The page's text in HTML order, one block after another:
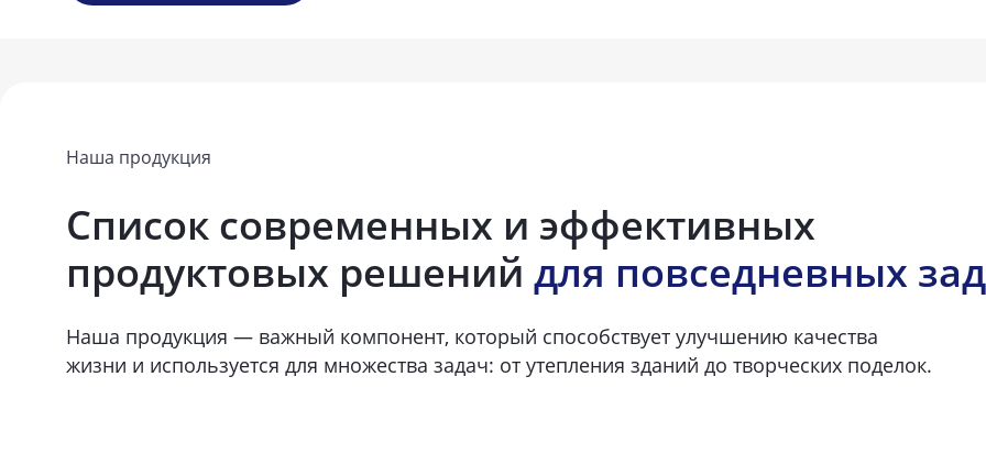
Наша продукция
Список современных и эффективных
продуктовых решений для повседневных
Наша продукция — важный компонент, который способствует улучшению качества
жизни и используется для множества задач: от утепления зданий до творческих поделок.